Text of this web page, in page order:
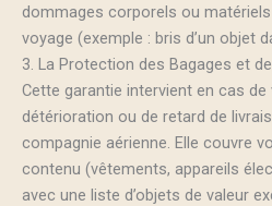
dommages corporels ou
voyage (exemple : bris d’un objet
3. La Protection des Bagages et
Cette garantie intervient en cas de
détérioration ou de retard de
compagnie aérienne. Elle couvre
contenu (vêtements, appareils
avec une liste d’objets de valeur